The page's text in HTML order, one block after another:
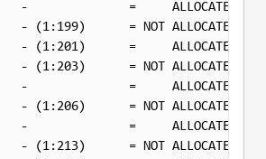
-              =
- (1:199)      = NOT
- (1:201)      =
- (1:203)      = NOT
-              =
- (1:206)      = NOT
-              =
- (1:213)      = NOT